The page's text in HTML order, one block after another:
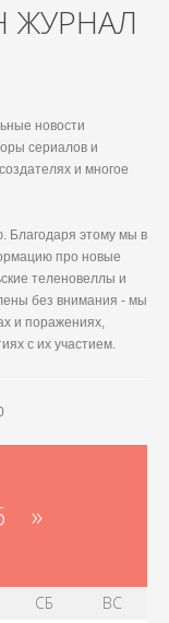
ЖУРНАЛ
новости
сериалов и
и многое
Благодаря этому мы в
про новые
теленовеллы и
без внимания - мы
и поражениях,
с их участием.
»
СБ ВС